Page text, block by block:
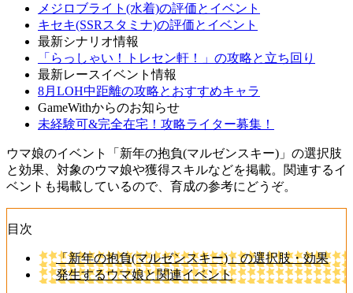
メジロブライト(水着)の評価とイベント
キセキ(SSRスタミナ)の評価とイベント
最新シナリオ情報
「らっしゃい！トレセン軒！」の攻略と立ち回り
最新レースイベント情報
8月LOH中距離の攻略とおすすめキャラ
GameWithからのお知らせ
未経験可&完全在宅！攻略ライター募集！
ウマ娘のイベント「新年の抱負(マルゼンスキー)」の選択肢
と効果、対象のウマ娘や獲得スキルなどを掲載。関連するイ
ベントも掲載しているので、育成の参考にどうぞ。
目次
「新年の抱負(マルゼンスキー)」の選択肢・効果
発生するウマ娘と関連イベント